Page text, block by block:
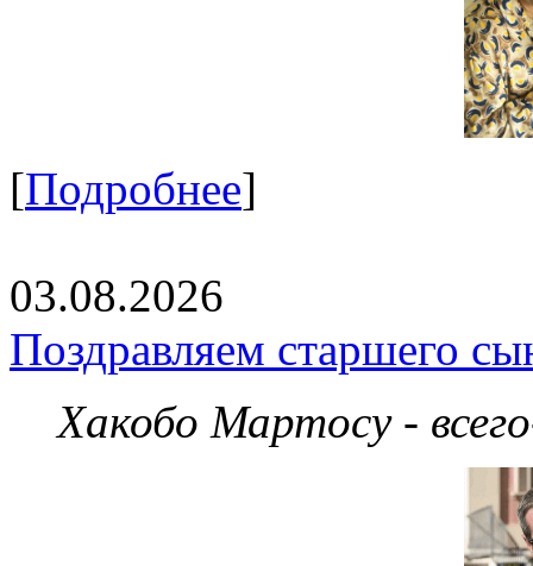
[Подробнее]
03.08.2026
Поздравляем старшего
Хакобо Мартосу -